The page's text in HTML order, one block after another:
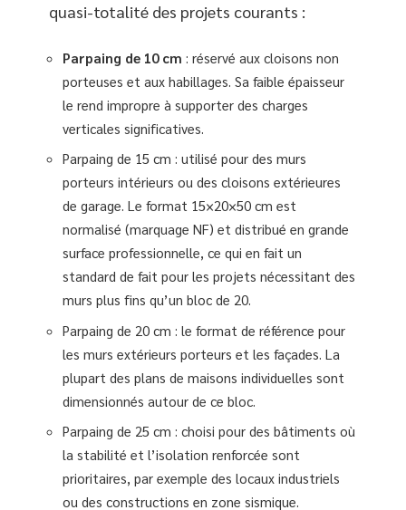
quasi-totalité des projets courants :
Parpaing de 10 cm : réservé aux cloisons non
porteuses et aux habillages. Sa faible épaisseur
le rend impropre à supporter des charges
verticales significatives.
Parpaing de 15 cm : utilisé pour des murs
porteurs intérieurs ou des cloisons extérieures
de garage. Le format 15×20×50 cm est
normalisé (marquage NF) et distribué en grande
surface professionnelle, ce qui en fait un
standard de fait pour les projets nécessitant des
murs plus fins qu’un bloc de 20.
Parpaing de 20 cm : le format de référence pour
les murs extérieurs porteurs et les façades. La
plupart des plans de maisons individuelles sont
dimensionnés autour de ce bloc.
Parpaing de 25 cm : choisi pour des bâtiments où
la stabilité et l’isolation renforcée sont
prioritaires, par exemple des locaux industriels
ou des constructions en zone sismique.